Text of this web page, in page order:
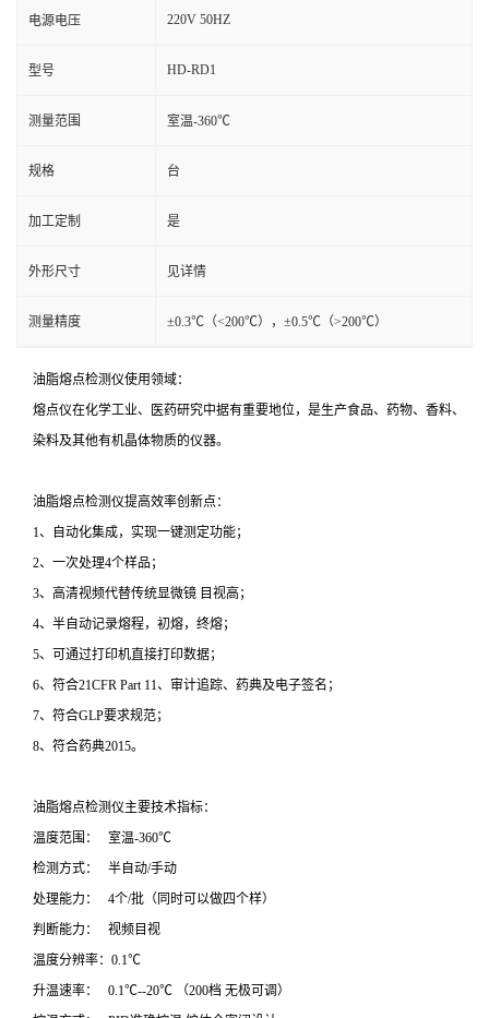
电源电压 220V 50HZ
型号 HD-RD1
测量范围 室温-360℃
规格 台
加工定制 是
外形尺寸 见详情
测量精度 ±0.3℃（<200℃），±0.5℃（>200℃）
油脂熔点检测仪使用领域：
熔点仪在化学工业、医药研究中据有重要地位，是生产食品、药物、香料、
染料及其他有机晶体物质的仪器。
油脂熔点检测仪提高效率创新点：
1、自动化集成，实现一键测定功能；
2、一次处理4个样品；
3、高清视频代替传统显微镜 目视高；
4、半自动记录熔程，初熔，终熔；
5、可通过打印机直接打印数据；
6、符合21CFR Part 11、审计追踪、药典及电子签名；
7、符合GLP要求规范；
8、符合药典2015。
油脂熔点检测仪主要技术指标：
温度范围： 室温-360℃
检测方式： 半自动/手动
处理能力： 4个/批（同时可以做四个样）
判断能力： 视频目视
温度分辨率：0.1℃
升温速率： 0.1℃--20℃ （200档 无极可调）